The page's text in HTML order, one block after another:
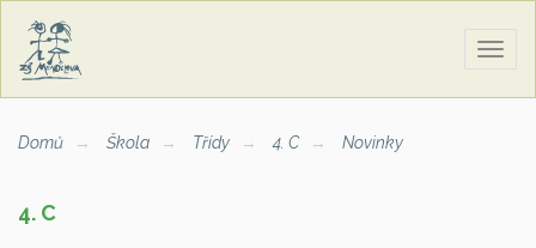
Domů Škola Třídy 4. C Novinky
4. C